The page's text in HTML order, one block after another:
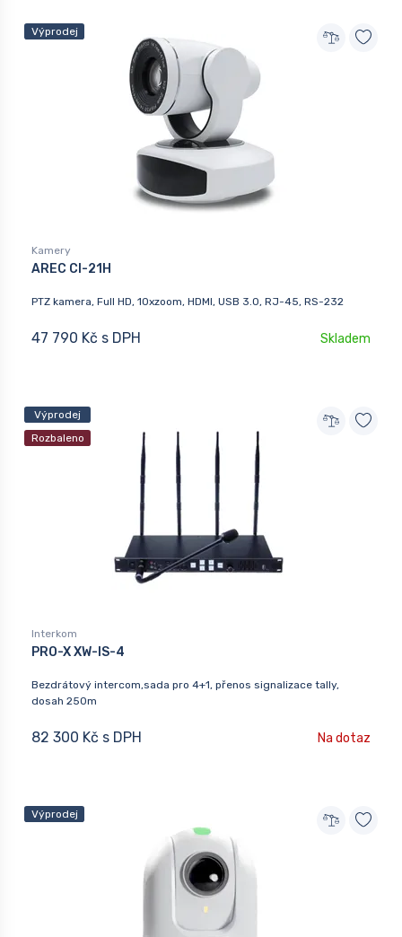
Výprodej
Kamery
AREC CI-21H
PTZ kamera, Full HD, 10xzoom, HDMI, USB 3.0, RJ-45, RS-232
47 790 Kč s DPH Skladem
Výprodej
Rozbaleno
Interkom
PRO-X XW-IS-4
Bezdrátový intercom,sada pro 4+1, přenos signalizace tally,
dosah 250m
82 300 Kč s DPH Na dotaz
Výprodej